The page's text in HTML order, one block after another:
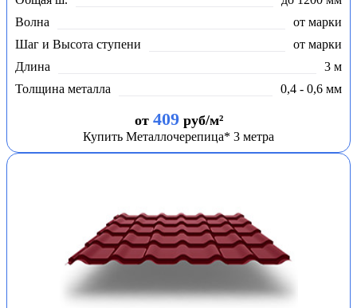
Волна
от марки
Шаг и Высота ступени
от марки
Длина
3 м
Толщина металла
0,4 - 0,6 мм
от 409руб/м²
Купить Металлочерепица* 3 метра